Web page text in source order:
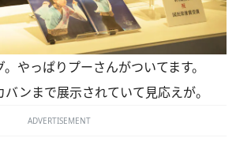
やっぱりプーさんがついてます。
ンまで展示されていて見応えが。
ADVERTISEMENT